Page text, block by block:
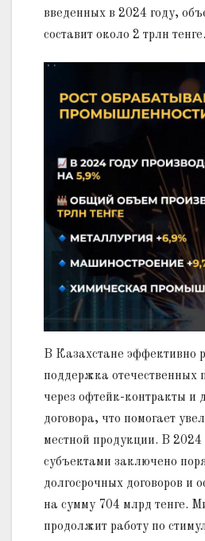
введенных в 2024 году,
составит около 2 трлн тенге.
В Казахстане эффективно
поддержка отечественных
через офтейк-контракты и
договора, что помогает
местной продукции. В 2024
субъектами заключено
долгосрочных договоров и
на сумму 704 млрд тенге.
продолжит работу по